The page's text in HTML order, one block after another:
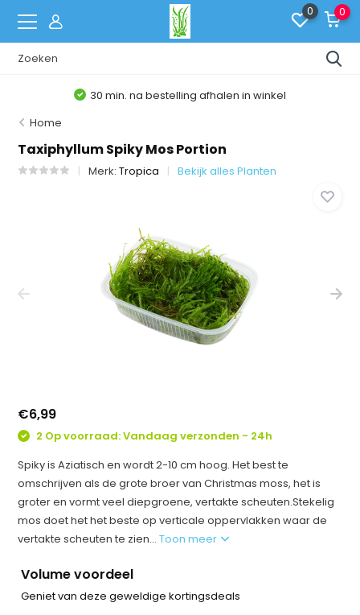
0 0
30 min. na bestelling afhalen in winkel
Home
Taxiphyllum Spiky Mos Portion
Merk:Tropica Bekijk alles Planten
€6,99
2 Op voorraad: Vandaag verzonden - 24h
Spiky is Aziatisch en wordt 2-10 cm hoog. Het best te
omschrijven als de grote broer van Christmas moss, het is
groter en vormt veel diepgroene, vertakte scheuten.Stekelig
mos doet het het beste op verticale oppervlakken waar de
vertakte scheuten te zien...Toon meer
Volume voordeel
Geniet van deze geweldige kortingsdeals